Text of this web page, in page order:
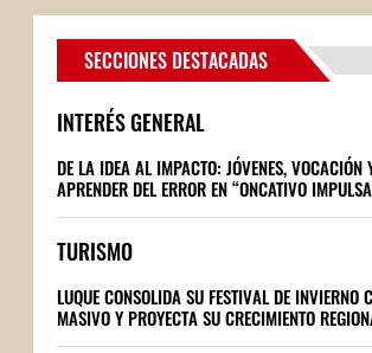
SECCIONES DESTACADAS
INTERÉS GENERAL
DE LA IDEA AL IMPACTO: JÓVENES, VOCACIÓN
APRENDER DEL ERROR EN “ONCATIVO
TURISMO
LUQUE CONSOLIDA SU FESTIVAL DE INVIERNO
MASIVO Y PROYECTA SU CRECIMIENTO